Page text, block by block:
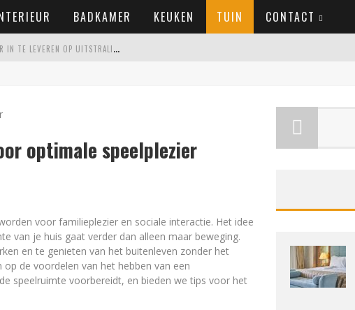
BADKAMER KEUKEN TUIN CONTACT
E
EN ONDERHOUDSVRIENDELIJKE TUIN MAKEN ZONDER IN TE LEVEREN OP UITSTRALING
optimale speelplezier
voor familieplezier en sociale interactie. Het idee
van je huis gaat verder dan alleen maar beweging.
en te genieten van het buitenleven zonder het
de voordelen van het hebben van een
speelruimte voorbereidt, en bieden we tips voor het